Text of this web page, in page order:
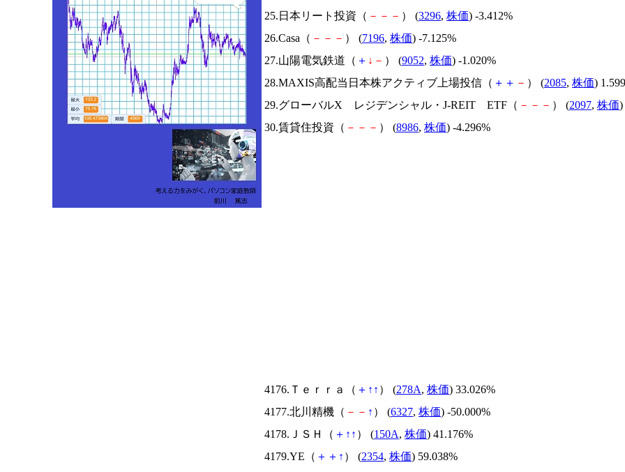
25.日本リート投資（ － － － ） (3296, 株価) -3.412%
26.Casa（ － － － ） (7196, 株価) -7.125%
27.山陽電気鉄道（ ＋ ↓ － ） (9052, 株価) -1.020%
28.MAXIS高配当日本株アクティブ上場投信（ ＋ ＋ － ） (2085, 株価)
29.グローバルX レジデンシャル・J-REIT ETF（ － － － ） (2097, 株価)
30.賃貸住投資（ － － － ） (8986, 株価) -4.296%
4176.Ｔｅｒｒａ（ ＋ ↑ ↑ ） (278A, 株価) 33.026%
4177.北川精機（ － － ↑ ） (6327, 株価) -50.000%
4178.ＪＳＨ（ ＋ ↑ ↑ ） (150A, 株価) 41.176%
4179.YE（ ＋ ＋ ↑ ） (2354, 株価) 59.038%